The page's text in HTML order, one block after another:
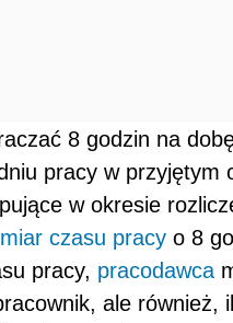
8 godzin na
pracy w przyjętym
w okresie
czasu pracy o 8
pracy, pracodawca
ale również,